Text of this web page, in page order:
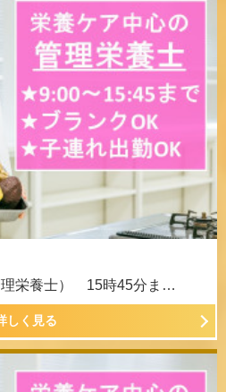
理栄養士） 15時45分ま…
しく見る